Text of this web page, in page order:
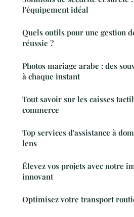
l'équipement idéal
Quels outils pour une gestion
réussie ?
Photos mariage arabe : des
à chaque instant
Tout savoir sur les caisses
commerce
Top services d'assistance à
lens
Élevez vos projets avec notre
innovant
Optimisez votre transport